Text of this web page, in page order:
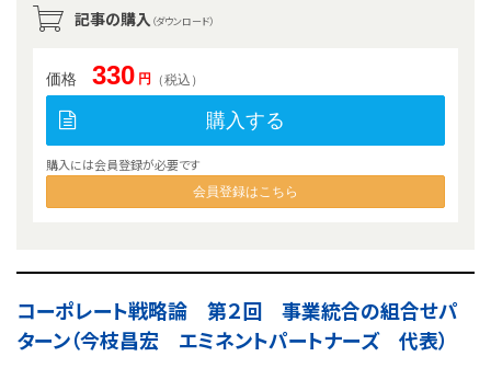
記事の購入 （ダウンロード）
価格 330 円 （税込）
購入する
購入には会員登録が必要です
会員登録はこちら
コーポレート戦略論 第２回 事業統合の組合せパ
ターン（今枝昌宏 エミネントパートナーズ 代表）